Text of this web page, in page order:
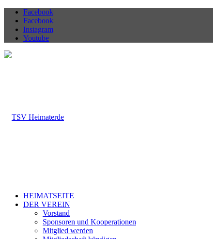
Facebook
Facebook
Instagram
Youtube
HEIMATSEITE
DER VEREIN
Vorstand
Sponsoren und Kooperationen
Mitglied werden